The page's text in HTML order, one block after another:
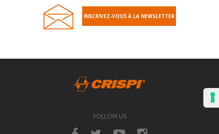
INSCRIVEZ-VOUS À LA NEWSLETTER
FOLLOW US